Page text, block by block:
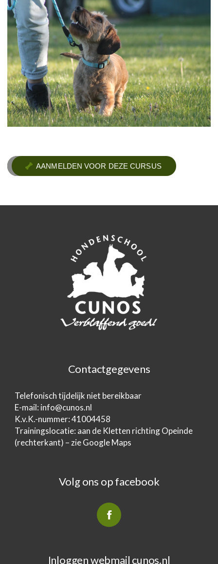
AANMELDEN VOOR DEZE CURSUS
Contactgegevens
Telefonisch tijdelijk niet bereikbaar
E-mail: info@cunos.nl
K.v.K.-nummer: 41004458
Trainingslocatie: aan de Kletten richting Opeinde
(rechterkant) – zie Google Maps
Volg ons op facebook
Inloggen webmail cunos.nl